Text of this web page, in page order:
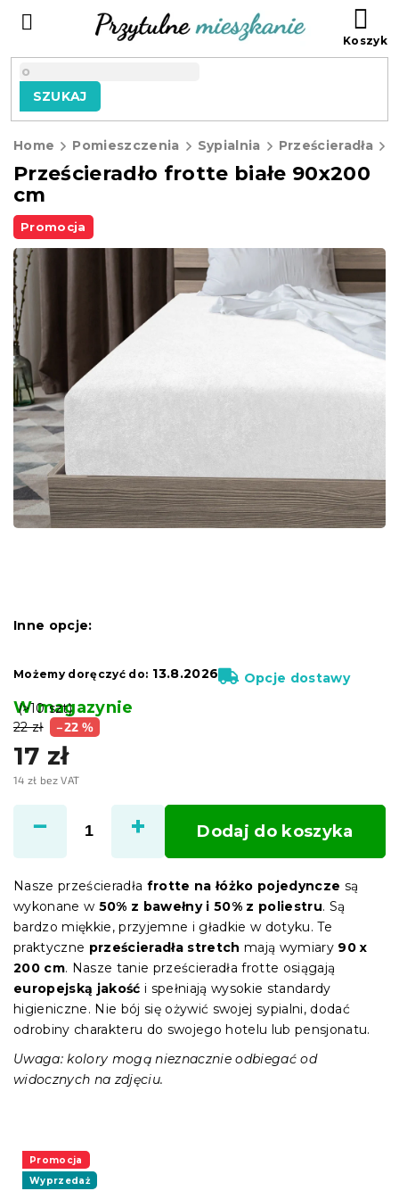
SZUKAJ
Home Pomieszczenia Sypialnia Prześcieradła
Prześcieradło frotte białe 90x200
cm
Promocja
22 zł –22 %
17 zł
14 zł bez VAT
jednostkowa:
W magazynie
(>10 szt)
Inne opcje:
Możemy doręczyć do: 13.8.2026 Opcje dostawy
Dodaj do koszyka
Nasze prześcieradła frotte na łóżko pojedyncze są
wykonane w 50% z bawełny i 50% z poliestru. Są
bardzo miękkie, przyjemne i gładkie w dotyku. Te
praktyczne prześcieradła stretch mają wymiary 90 x
200 cm. Nasze tanie prześcieradła frotte osiągają
europejską jakość i spełniają wysokie standardy
higieniczne. Nie bój się ożywić swojej sypialni, dodać
odrobiny charakteru do swojego hotelu lub pensjonatu.
Uwaga: kolory mogą nieznacznie odbiegać od
widocznych na zdjęciu.
Promocja
Wyprzedaż